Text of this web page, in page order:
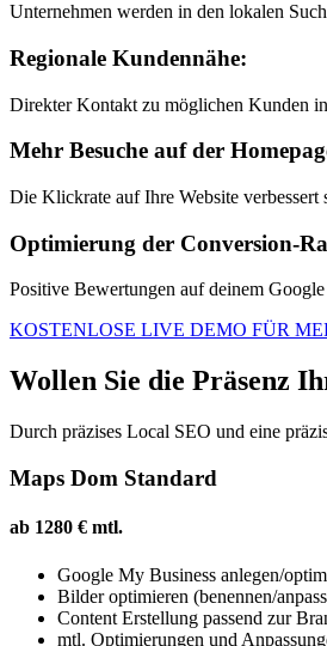
Unternehmen werden in den lokalen
Regionale Kundennähe:
Direkter Kontakt zu möglichen Kunden
Mehr Besuche auf der
Die Klickrate auf Ihre Website
Optimierung der Conversion-
Positive Bewertungen auf deinem
KOSTENLOSE LIVE DEMO FÜR
Wollen Sie die Präsenz
Durch präzises Local SEO und eine
Maps Dom Standard
ab 1280 € mtl.
Google My Business anlegen/
Bilder optimieren (benennen/
Content Erstellung passend zur
mtl. Optimierungen und